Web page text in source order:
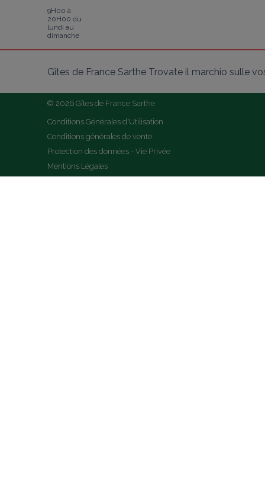
9H00 à
20H00 du
lundi au
dimanche
Gîtes de France Sarthe Trovate il marchio sulle
© 2026 Gîtes de France Sarthe
Conditions Générales d'Utilisation
Conditions générales de vente
Protection des données - Vie Privée
Mentions Légales